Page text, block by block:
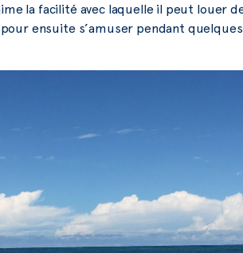
la facilité avec laquelle il peut louer
ensuite s’amuser pendant quelques